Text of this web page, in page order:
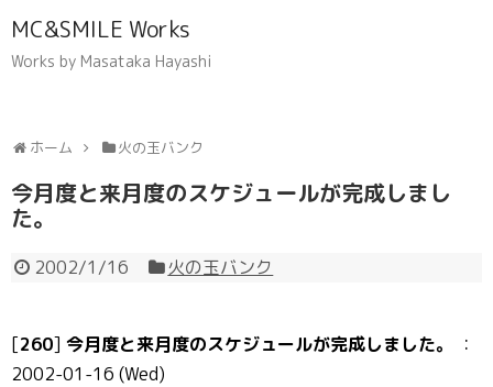
MC&SMILE Works
Works by Masataka Hayashi
ホーム 火の玉バンク
今月度と来月度のスケジュールが完成しまし
た。
2002/1/16 火の玉バンク
[260] 今月度と来月度のスケジュールが完成しました。
：
2002-01-16 (Wed)